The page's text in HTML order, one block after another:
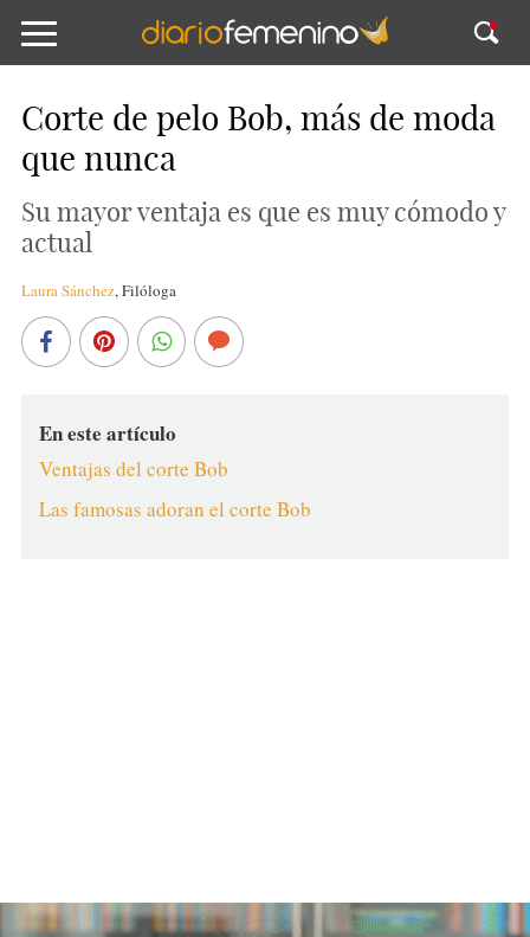
Corte de pelo Bob, más de moda
que nunca
Su mayor ventaja es que es muy cómodo y
actual
Laura Sánchez,Filóloga
En este artículo
Ventajas del corte Bob
Las famosas adoran el corte Bob